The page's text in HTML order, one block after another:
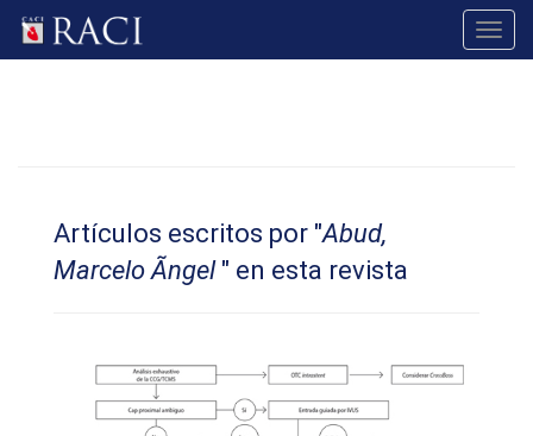
Artículos escritos por "Abud,
Marcelo Ãngel" en esta revista